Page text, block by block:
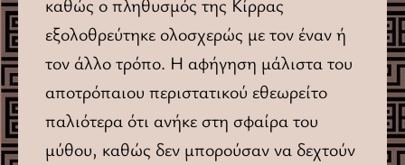
καθώς ο πληθυσμός της Κίρρας
εξολοθρεύτηκε ολοσχερώς με τον έναν ή
τον άλλο τρόπο. H αφήγηση μάλιστα του
αποτρόπαιου περιστατικού εθεωρείτο
παλιότερα ότι ανήκε στη σφαίρα του
μύθου, καθώς δεν μπορούσαν να δεχτούν